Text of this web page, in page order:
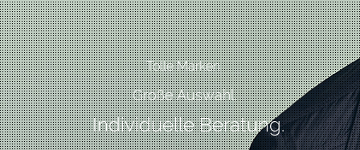
Impressum
Datenschutz
Tolle Marken
Große Auswahl.
Individuelle Beratung.